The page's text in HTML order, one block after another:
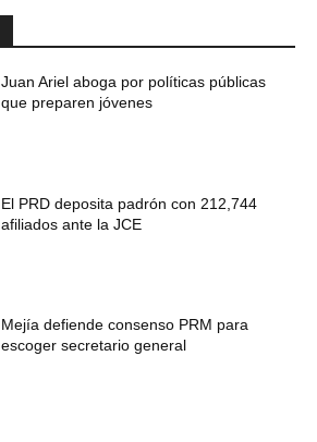
Juan Ariel aboga por políticas públicas
que preparen jóvenes
El PRD deposita padrón con 212,744
afiliados ante la JCE
Mejía defiende consenso PRM para
escoger secretario general